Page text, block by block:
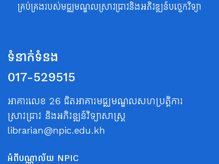
គ្រប់គ្រងរបស់មជ្ឈមណ្ឌលស្រាវជ្រាវនិងអភិវឌ្ឍន៍បច្ចេកវិទ្យា
ទំនាក់ទំនង
017-529515
អាគារលេខ 26 ជិតអាគារមជ្ឈមណ្ឌលសហប្រត្តិការ
ស្រាវជ្រាវ និងអភិវឌ្ឍន៍វិទ្យាសាស្ត្រ
librarian@npic.edu.kh
អំពីបណ្ណាល័យ NPIC